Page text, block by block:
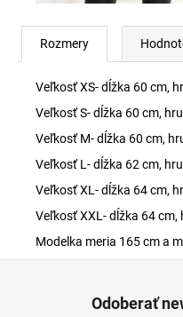
Rozmery
Veľkosť XS- dĺžka 60 cm,
Veľkosť S- dĺžka 60 cm,
Veľkosť M- dĺžka 60 cm,
Veľkosť L- dĺžka 62 cm,
Veľkosť XL- dĺžka 64 cm,
Veľkosť XXL- dĺžka 64 cm,
Modelka meria 165 cm a
Odoberať